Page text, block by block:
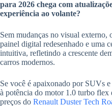
para 2026 chega com
experiência ao volante?
Sem mudanças no visual
painel digital redesenhado e uma
intuitiva, refletindo a crescente
carros modernos.
Se você é apaixonado por SUVs
à potência do motor 1.0 turbo flex
preços do Renault Duster Tech